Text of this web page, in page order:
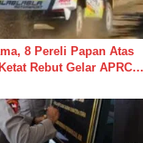
8 Pereli Papan Atas
Rebut Gelar APRC